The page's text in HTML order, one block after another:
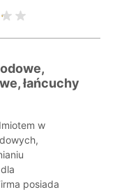
łańcuchy
w
posiada